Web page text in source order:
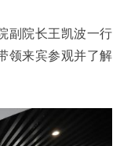
院长王凯波一行
领来宾参观并了解